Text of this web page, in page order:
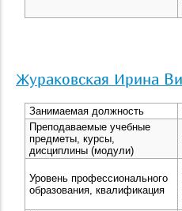
Жураковская Ирина
Занимаемая должность
Преподаваемые учебные
предметы, курсы,
дисциплины (модули)
Уровень профессионального
образования, квалификация